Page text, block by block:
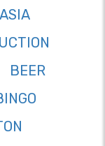
ASIA
BEER